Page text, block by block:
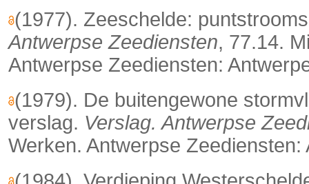
(1977). Zeeschelde:
Antwerpse Zeediensten, 77.14.
Antwerpse Zeediensten:
(1979). De buitengewone
verslag. Verslag. Antwerpse
Werken. Antwerpse